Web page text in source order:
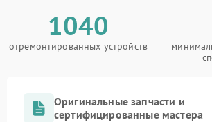
1040
отремонтированных устройств
Оригинальные запчасти и
сертифицированные мастера